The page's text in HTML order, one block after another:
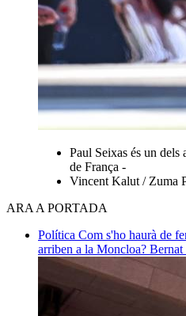
Paul Seixas és un
de França -
Vincent Kalut / Zuma
ARA A PORTADA
Política Com s'ho haurà de
arriben a la Moncloa? Bernat